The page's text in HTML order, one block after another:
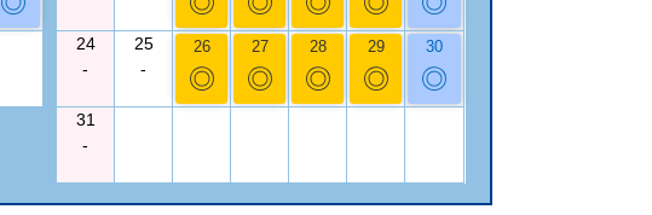
24
-
25
-
26
◎
27
◎
28
◎
29
◎
30
◎
31
-